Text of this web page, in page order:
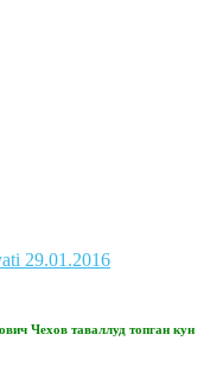
29.01.2016
Чехов таваллуд топган кун